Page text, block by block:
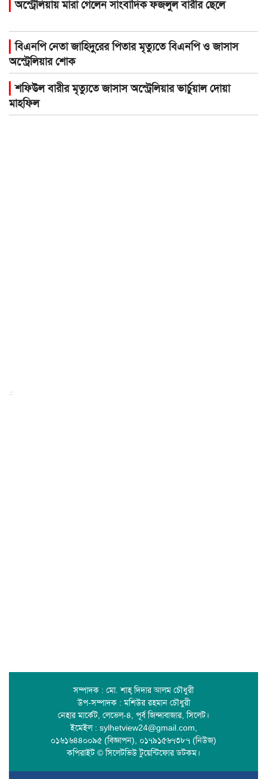
অস্ট্রেলিয়ায় মারা গেলেন সাংবাদিক ফজলুল বারীর ছেলে
বিএনপি নেতা জাহিদুরের পিতার মৃত্যুতে বিএনপি ও জাসাস
অস্ট্রেলিয়ার শোক
শফিউল বারীর মৃত্যুতে জাসাস অস্ট্রেলিয়ার ভার্চুয়াল দোয়া
মাহফিল
::
সম্পাদক : মো. শাহ্ দিদার আলম চৌধুরী
উপ-সম্পাদক : মশিউর রহমান চৌধুরী
নেহার মার্কেট, লেভেল-৪, পূর্ব জিন্দাবাজার, সিলেট।
ইমেইল : sylhetview24@gmail.com,
০১৬১৬৪৪০০৯৫ (বিজ্ঞাপন), ০১৭৯১৫৬৭৩৮৭ (নিউজ)
কপিরাইট © সিলেটভিউ টুয়েন্টিফোর ডটকম।